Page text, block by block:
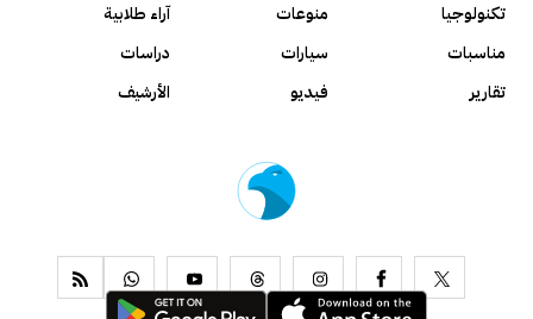
تكنولوجيا
منوعات
آراء طلابية
مناسبات
سيارات
دراسات
تقارير
فيديو الأرشيف